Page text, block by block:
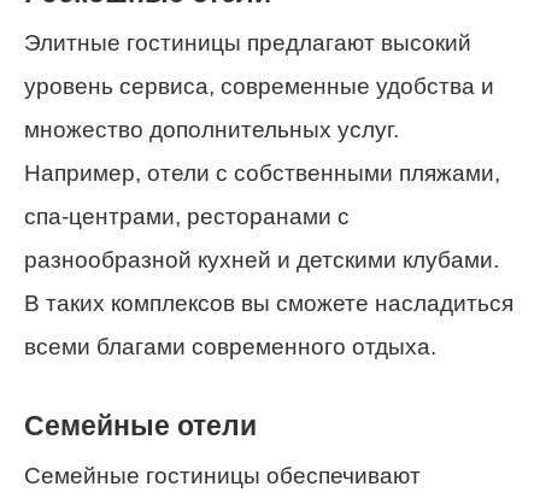
Элитные гостиницы предлагают высокий
уровень сервиса, современные удобства и
множество дополнительных услуг.
Например, отели с собственными пляжами,
спа-центрами, ресторанами с
разнообразной кухней и детскими клубами.
В таких комплексов вы сможете насладиться
всеми благами современного отдыха.
Семейные отели
Семейные гостиницы обеспечивают